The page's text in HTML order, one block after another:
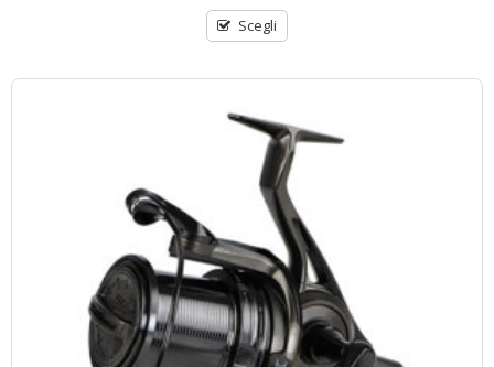
Scegli